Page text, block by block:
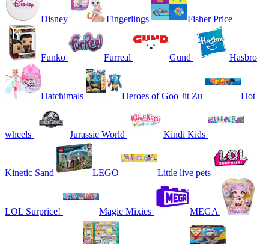
Disney Fingerlings Fisher Price
Funko Furreal Gund Hasbro
Hatchimals Heroes of Goo Jit Zu Hot
wheels Jurassic World Kindi Kids
Kinetic Sand LEGO Little live pets
LOL Surprice! Magic Mixies MEGA